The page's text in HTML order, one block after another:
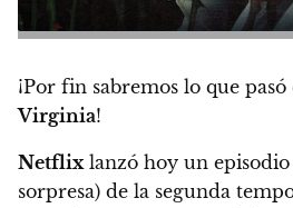
¡Por fin sabremos lo que
Virginia!
Netflixlanzó hoy un
sorpresa) de la segunda